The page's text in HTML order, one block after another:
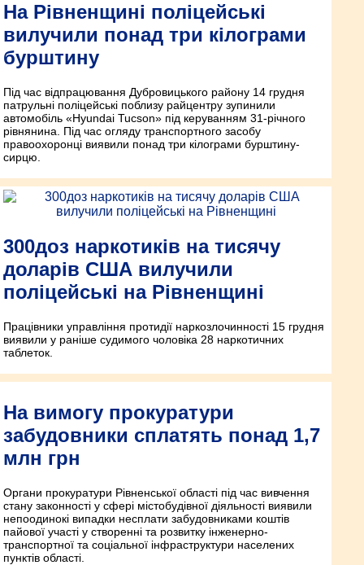
На Рівненщині поліцейські
вилучили понад три кілограми
бурштину
Під час відпрацювання Дубровицького району 14 грудня
патрульні поліцейські поблизу райцентру зупинили
автомобіль «Hyundai Tucson» під керуванням 31-річного
рівнянина. Під час огляду транспортного засобу
правоохоронці виявили понад три кілограми бурштину-
сирцю.
300доз наркотиків на тисячу
доларів США вилучили
поліцейські на Рівненщині
Працівники управління протидії наркозлочинності 15 грудня
виявили у раніше судимого чоловіка 28 наркотичних
таблеток.
На вимогу прокуратури
забудовники сплатять понад 1,7
млн грн
Органи прокуратури Рівненської області під час вивчення
стану законності у сфері містобудівної діяльності виявили
непоодинокі випадки несплати забудовниками коштів
пайової участі у створенні та розвитку інженерно-
транспортної та соціальної інфраструктури населених
пунктів області.